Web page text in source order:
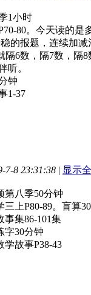
1小时
80。今天读的是
的报题，连续加
6数，隔7数，隔
听。
钟
1-37
7-8 23:31:38 | 显示
第八季50分钟
上P80-89。盲算
事集86-101集
字30分钟
学故事P38-43